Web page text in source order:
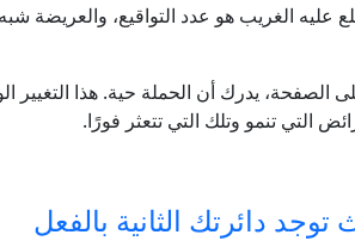
عليه الغريب هو عدد التواقيع، والعريضة
الزائر 25 اسمًا على الصفحة، يدرك أن الحملة حية. هذا
التي تنمو وتلك التي تتعثر فورًا.
دائرتك الثانية بالفعل